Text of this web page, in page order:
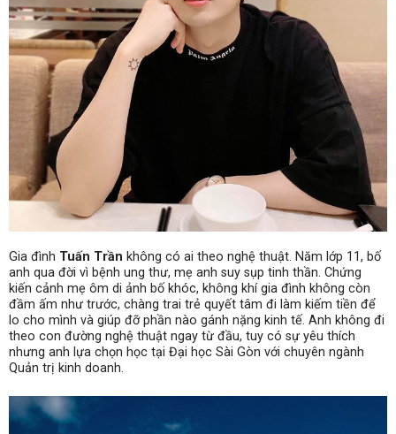
Gia đình Tuấn Trần không có ai theo nghệ thuật. Năm lớp 11, bố
anh qua đời vì bệnh ung thư, mẹ anh suy sụp tinh thần. Chứng
kiến cảnh mẹ ôm di ảnh bố khóc, không khí gia đình không còn
đầm ấm như trước, chàng trai trẻ quyết tâm đi làm kiếm tiền để
lo cho mình và giúp đỡ phần nào gánh nặng kinh tế. Anh không đi
theo con đường nghệ thuật ngay từ đầu, tuy có sự yêu thích
nhưng anh lựa chọn học tại Đại học Sài Gòn với chuyên ngành
Quản trị kinh doanh.